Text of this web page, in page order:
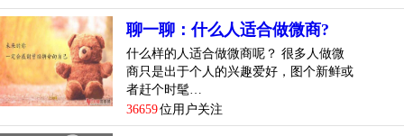
聊一聊：什么人适合做微商?
什么样的人适合做微商呢？ 很多人做微
商只是出于个人的兴趣爱好，图个新鲜或
者赶个时髦…
36659位用户关注